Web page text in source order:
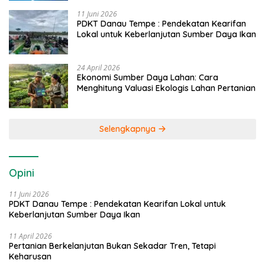
11 Juni 2026
PDKT Danau Tempe : Pendekatan Kearifan
Lokal untuk Keberlanjutan Sumber Daya Ikan
24 April 2026
Ekonomi Sumber Daya Lahan: Cara
Menghitung Valuasi Ekologis Lahan Pertanian
Selengkapnya
Opini
11 Juni 2026
PDKT Danau Tempe : Pendekatan Kearifan Lokal untuk
Keberlanjutan Sumber Daya Ikan
11 April 2026
Pertanian Berkelanjutan Bukan Sekadar Tren, Tetapi
Keharusan